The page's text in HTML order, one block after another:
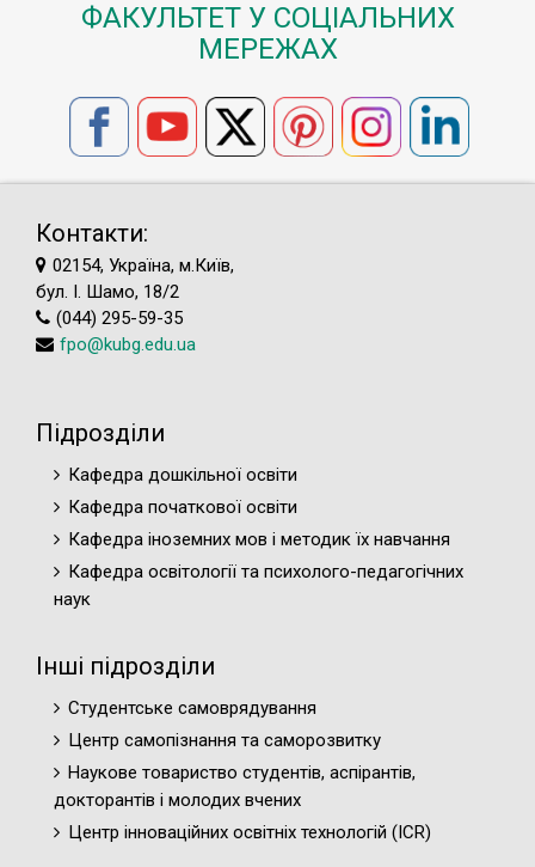
ФАКУЛЬТЕТ У СОЦІАЛЬНИХ
МЕРЕЖАХ
Контакти:
02154, Україна, м.Київ,
бул. І. Шамо, 18/2
(044) 295-59-35
fpo@kubg.edu.ua
Підрозділи
Кафедра дошкільної освіти
Кафедра початкової освіти
Кафедра іноземних мов і методик їх навчання
Кафедра освітології та психолого-педагогічних
наук
Інші підрозділи
Студентське самоврядування
Центр самопізнання та саморозвитку
Наукове товариство студентів, аспірантів,
докторантів і молодих вчених
Центр інноваційних освітніх технологій (ICR)